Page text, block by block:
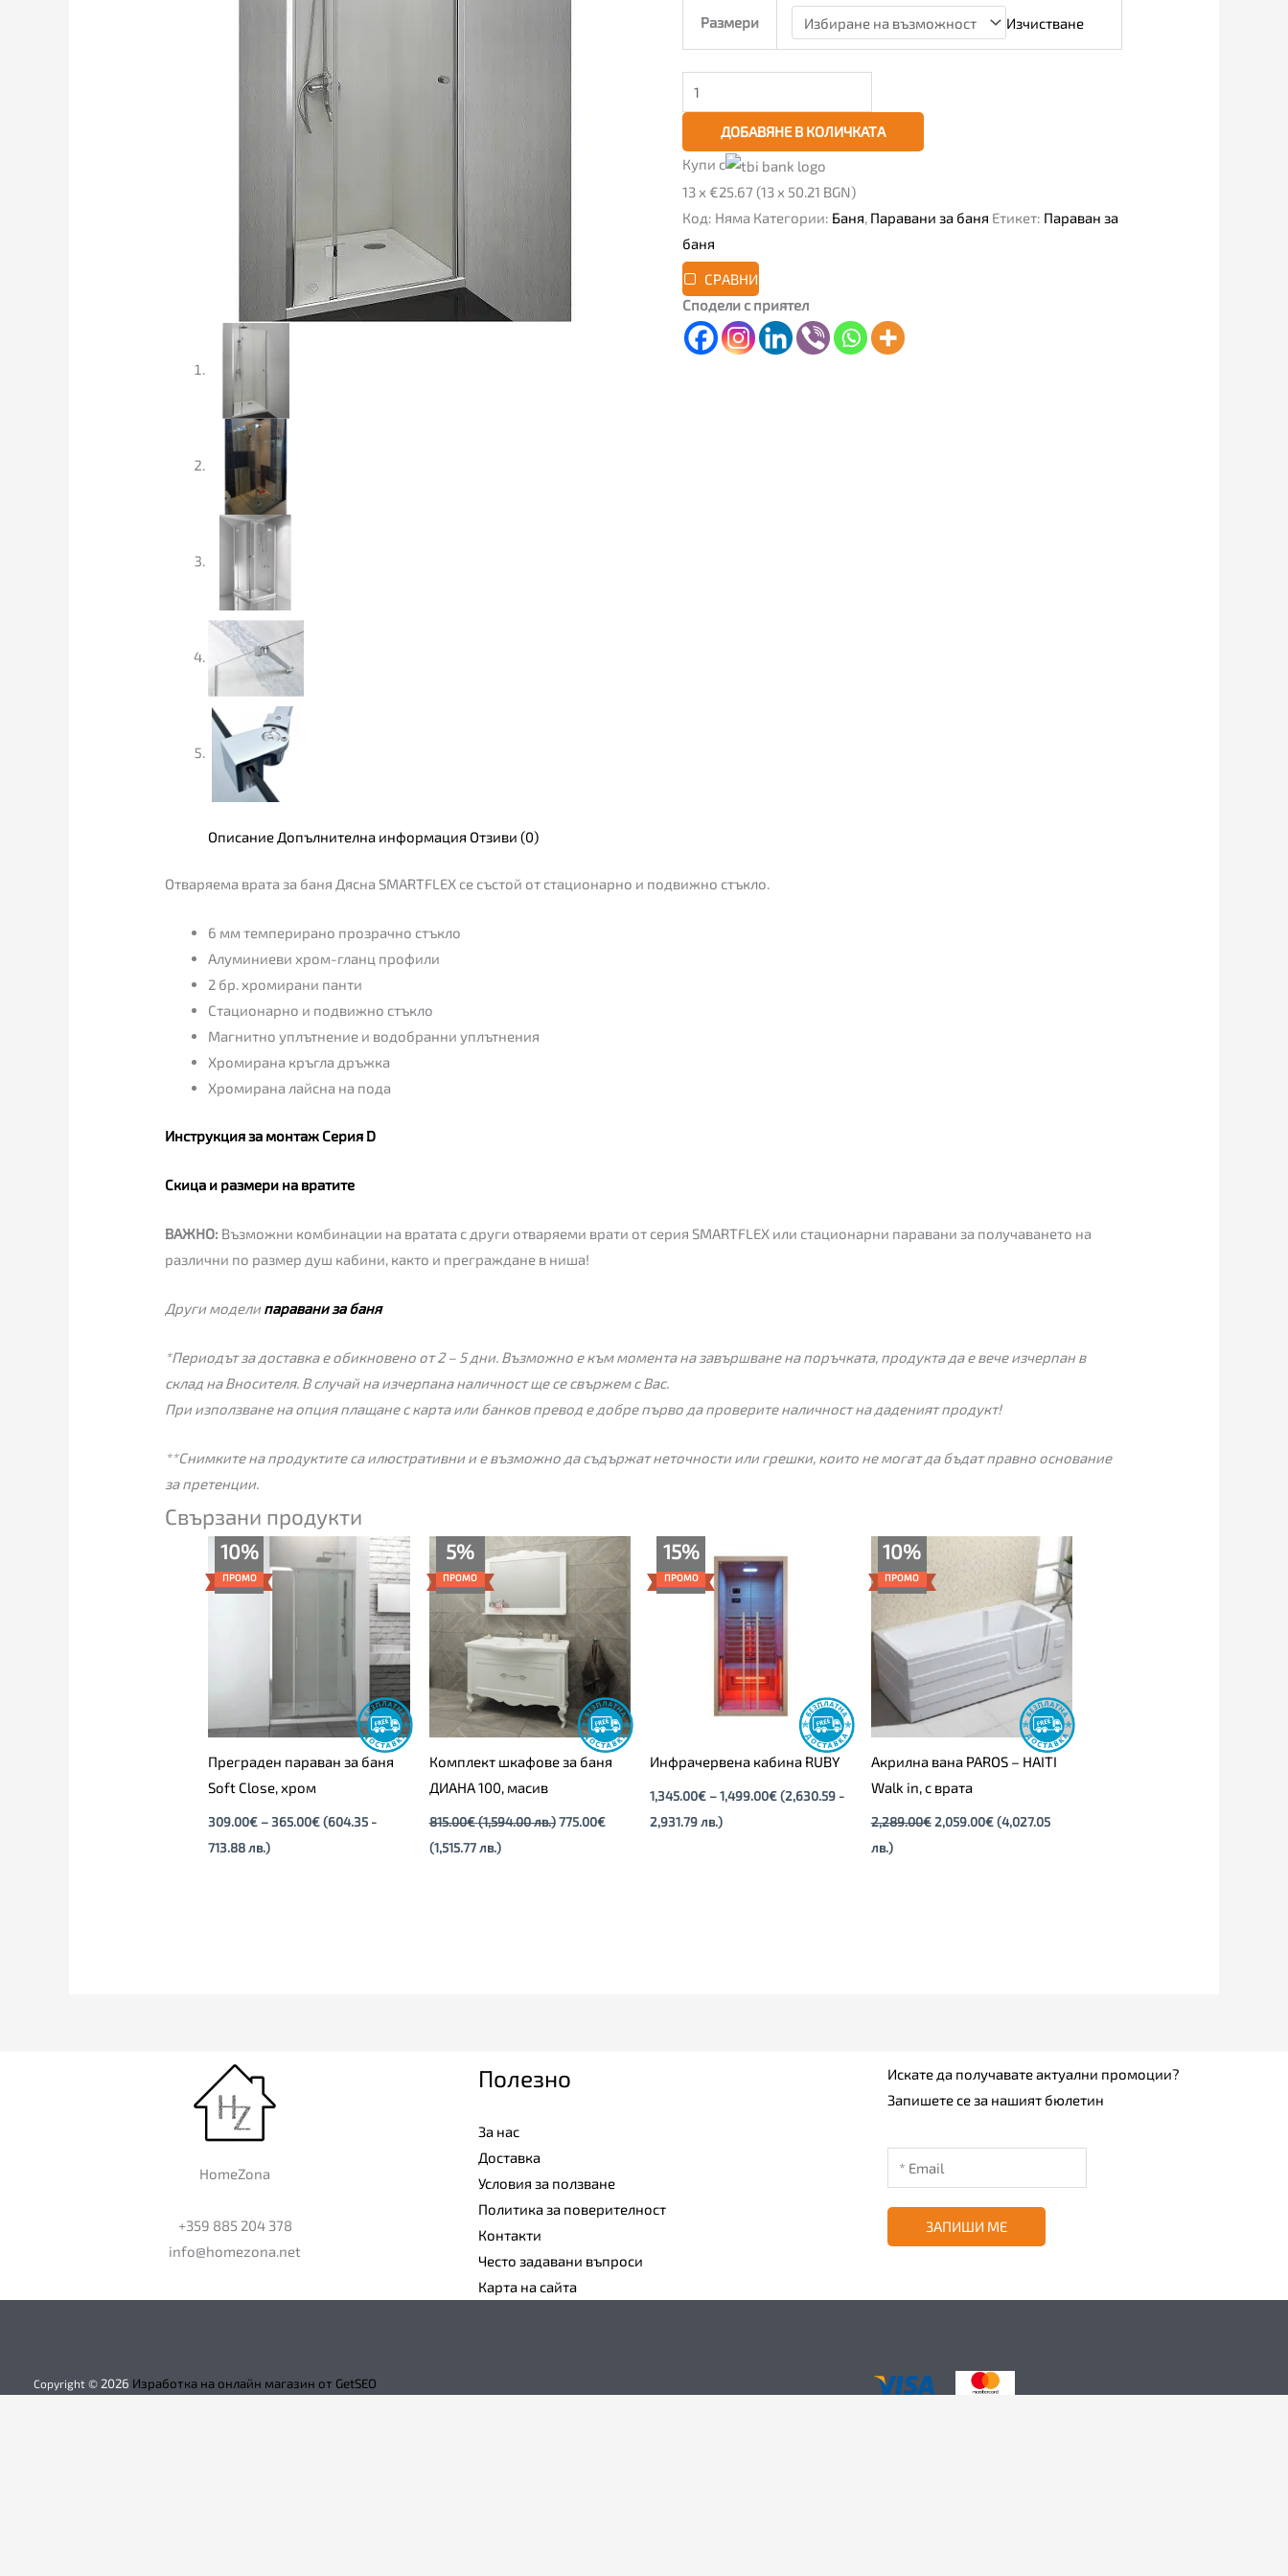
Размери Изчистване
ДОБАВЯНЕ В КОЛИЧКАТА
Купи с
13 x €25.67 (13 x 50.21 BGN)
Код: Няма Категории: Баня, Паравани за баня Етикет: Параван за
баня
СРАВНИ
Сподели с приятел
Описание Допълнителна информация Отзиви (0)
Отваряема врата за баня Дясна SMARTFLEX се състой от стационарно и подвижно стъкло.
6 мм темперирано прозрачно стъкло
Алуминиеви хром-гланц профили
2 бр. хромирани панти
Стационарно и подвижно стъкло
Магнитно уплътнение и водобранни уплътнения
Хромирана кръгла дръжка
Хромирана лайсна на пода
Инструкция за монтаж Серия D
Скица и размери на вратите
ВАЖНО: Възможни комбинации на вратата с други отваряеми врати от серия SMARTFLEX или стационарни паравани за получаването на
различни по размер душ кабини, както и преграждане в ниша!
Други моделипаравани за баня
*Периодът за доставка е обикновено от 2 – 5 дни. Възможно е към момента на завършване на поръчката, продукта да е вече изчерпан в
склад на Вносителя. В случай на изчерпана наличност ще се свържем с Вас.
При използване на опция плащане с карта или банков превод е добре първо да проверите наличност на даденият продукт!
**Снимките на продуктите са илюстративни и е възможно да съдържат неточности или грешки, които не могат да бъдат правно основание
за претенции.
Свързани продукти
10%
ПРОМО
Преграден параван за баня
Soft Close, хром
309.00€ –365.00€
range:
309.00€
(604.35 -
713.88 лв.)
5%
ПРОМО
Комплект шкафове за баня
ДИАНА 100, масив
815.00€(1,594.00 лв.)
Original
price
815.00€
(1,594.00
лв.).
775.00€
(1,515.77 лв.)
Текущата
цена
(1,515.77
лв.).
15%
ПРОМО
Инфрачервена кабина RUBY
1,345.00€ –1,499.00€
range:
1,345.00€
(2,630.59 -
2,931.79 лв.)
10%
ПРОМО
Акрилна вана PAROS – HAITI
Walk in, с врата
2,289.00€
was:
2,289.00€.
2,059.00€
2,059.00€.
(4,027.05
лв.)
HomeZona
+359 885 204 378
info@homezona.net
Полезно
За нас
Доставка
Условия за ползване
Политика за поверителност
Контакти
Често задавани въпроси
Карта на сайта
Искате да получавате актуални промоции?
Запишете се за нашият бюлетин
ЗАПИШИ МЕ
Copyright © 2026 Изработка на онлайн магазин от GetSEO